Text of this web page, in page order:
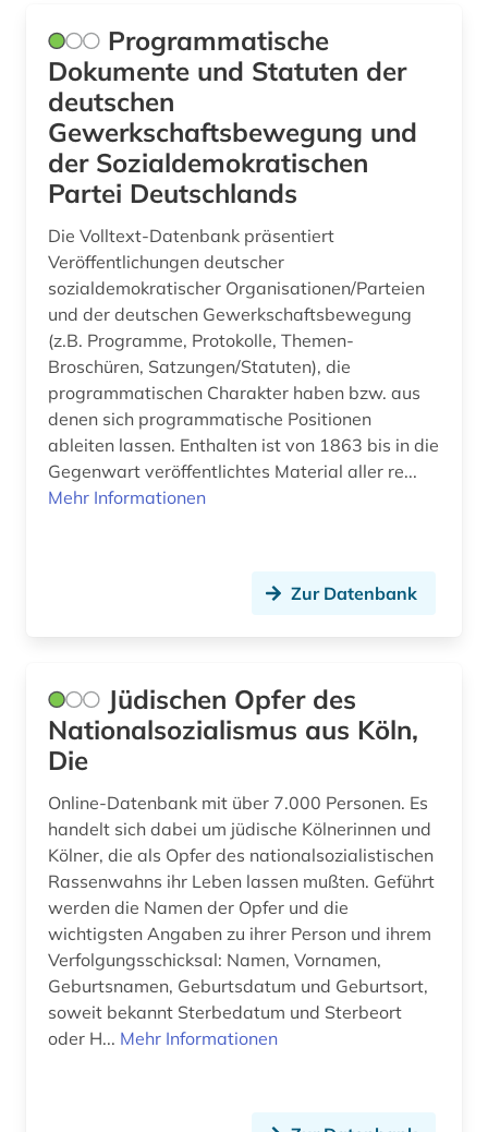
Programmatische
Dokumente und Statuten der
deutschen
Gewerkschaftsbewegung und
der Sozialdemokratischen
Partei Deutschlands
Die Volltext-Datenbank präsentiert
Veröffentlichungen deutscher
sozialdemokratischer Organisationen/Parteien
und der deutschen Gewerkschaftsbewegung
(z.B. Programme, Protokolle, Themen-
Broschüren, Satzungen/Statuten), die
programmatischen Charakter haben bzw. aus
denen sich programmatische Positionen
ableiten lassen. Enthalten ist von 1863 bis in die
Gegenwart veröffentlichtes Material aller re...
Mehr Informationen
Zur Datenbank
Jüdischen Opfer des
Nationalsozialismus aus Köln,
Die
Online-Datenbank mit über 7.000 Personen. Es
handelt sich dabei um jüdische Kölnerinnen und
Kölner, die als Opfer des nationalsozialistischen
Rassenwahns ihr Leben lassen mußten. Geführt
werden die Namen der Opfer und die
wichtigsten Angaben zu ihrer Person und ihrem
Verfolgungsschicksal: Namen, Vornamen,
Geburtsnamen, Geburtsdatum und Geburtsort,
soweit bekannt Sterbedatum und Sterbeort
oder H... Mehr Informationen